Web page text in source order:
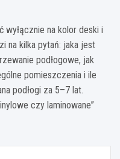
na kolor deski i
na kilka pytań: jaka jest
podłogowe, jak
pomieszczenia i ile
podłogi za 5–7 lat.
czy laminowane”